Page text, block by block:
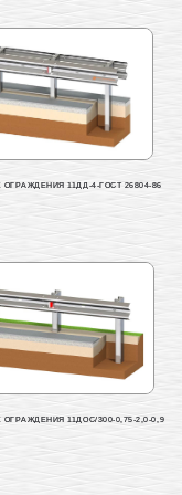
11ДД-4-ГОСТ 26804-86
11ДОС/300-0,75-2,0-0,9